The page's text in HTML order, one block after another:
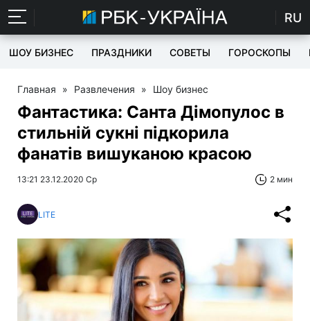
RU
ШОУ БИЗНЕС ПРАЗДНИКИ СОВЕТЫ ГОРОСКОПЫ
Главная » Развлечения » Шоу бизнес
Фантастика: Санта Дімопулос в
стильній сукні підкорила
фанатів вишуканою красою
13:21 23.12.2020 Ср 2 мин
LITE